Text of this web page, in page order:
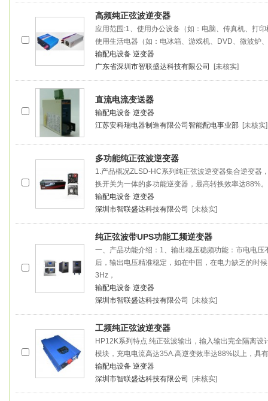
高频纯正弦波逆变器
应用范围:1、使用办公设备（如：电脑、传真机、打
使用生活电器（如：电冰箱、游戏机、DVD、微波炉
输配电设备 逆变器
广东省深圳市智联盛达科技有限公司
[未核实]
直流电流变送器
输配电设备 逆变器
江苏安科瑞电器制造有限公司智能配电事业部 [未核实]
多功能纯正弦波逆变器
1.产品概况ZLSD-HC系列纯正弦波逆变器集合逆变器
换开关为一体的多功能逆变器，最高转换效率达88%
输配电设备 逆变器
深圳市智联盛达科技有限公司
[未核实]
纯正弦波带UPS功能工频逆变器
一、产品功能介绍：1、输出稳压稳频功能：市电电压
后，输出电压精准稳定，如在中国，在电力缺乏的时
3Hz，
输配电设备 逆变器
深圳市智联盛达科技有限公司
[未核实]
工频纯正弦波逆变器
HP12K系列特点.纯正弦波输出，输入输出完全隔离设
模块，充电电流高达35A.高逆变效率达88%以上，具
输配电设备 逆变器
深圳市智联盛达科技有限公司
[未核实]